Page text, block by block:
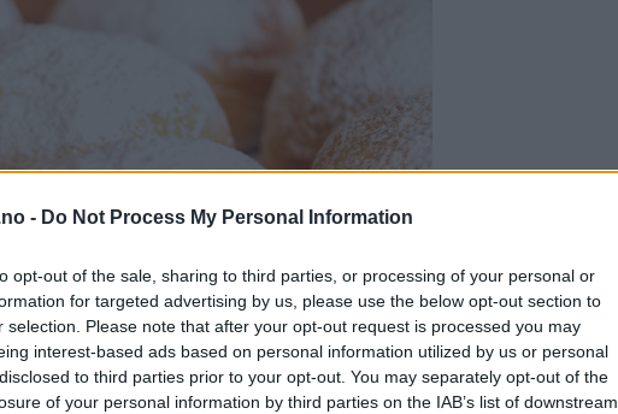
- Do Not Process My Personal Information
opt-out of the sale, sharing to third parties, or processing of your personal or
for targeted advertising by us, please use the below opt-out section to
selection. Please note that after your opt-out request is processed you may
interest-based ads based on personal information utilized by us or personal
to third parties prior to your opt-out. You may separately opt-out of the
of your personal information by third parties on the IAB’s list of downstream